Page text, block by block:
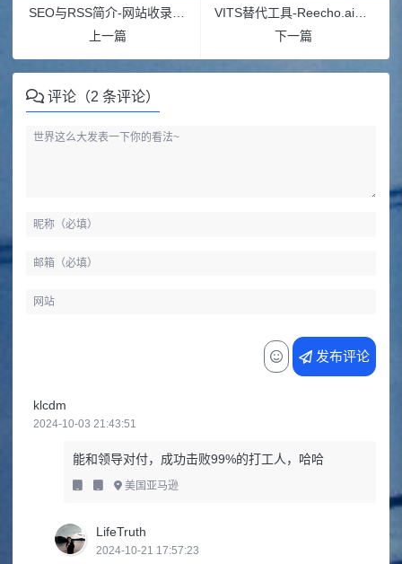
上一篇
VITS替代工具-Reecho.ai（兴趣向）
下一篇
评论（2 条评论）
发布评论
klcdm
2024-10-03 21:43:51
能和领导对付，成功击败99%的打工人，哈哈
美国亚马逊
LifeTruth
2024-10-21 17:57:23